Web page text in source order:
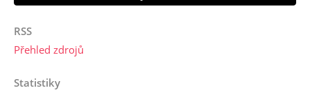
RSS
Přehled zdrojů
Statistiky